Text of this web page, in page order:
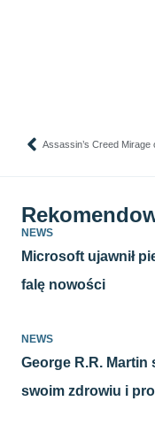
NEWS
Microsoft ujawnił
falę nowości
NEWS
George R.R. Martin
swoim zdrowiu i